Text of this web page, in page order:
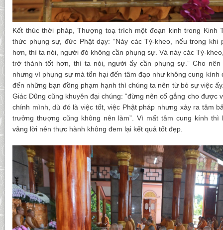
Kết thúc thời pháp, Thượng toạ trích một đoạn kinh trong Kinh
thức phụng sự, đức Phật dạy: “Này các Tỳ-kheo, nếu trong
hơn, thì ta nói, người đó không cần phụng sự. Và này các Tỳ-
trở thành tốt hơn, thì ta nói, người ấy cần phụng sự.” Cho
nhưng vì phụng sự mà tổn hại đến tâm đạo như không cung kính
đến những bạn đồng phạm hạnh thì chúng ta nên từ bỏ sự việc
Giác Dũng cũng khuyên đại chúng: “đừng nên cố gắng cho được
chính mình, dù đó là việc tốt, việc Phật pháp nhưng xảy ra tâm
trưởng thượng cũng không nên làm”. Vì mất tâm cung kính thì
vâng lời nên thực hành không đem lại kết quả tốt đẹp.